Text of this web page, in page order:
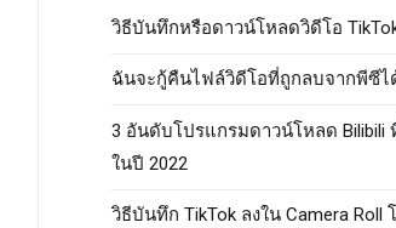
วิธีบันทึกหรือดาวน์โหลดวิดีโอ
ฉันจะกู้คืนไฟล์วิดีโอที่ถูกลบจากพีซีไ
3 อันดับโปรแกรมดาวน์โหลด Bilibili
ในปี 2022
วิธีบันทึก TikTok ลงใน Camera Roll